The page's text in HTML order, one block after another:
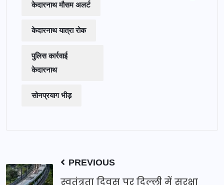
केदारनाथ मौसम अलर्ट
केदारनाथ यात्रा रोक
पुलिस कार्रवाई
केदारनाथ
सोनप्रयाग भीड़
PREVIOUS
स्वतंत्रता दिवस पर दिल्ली में सुरक्षा